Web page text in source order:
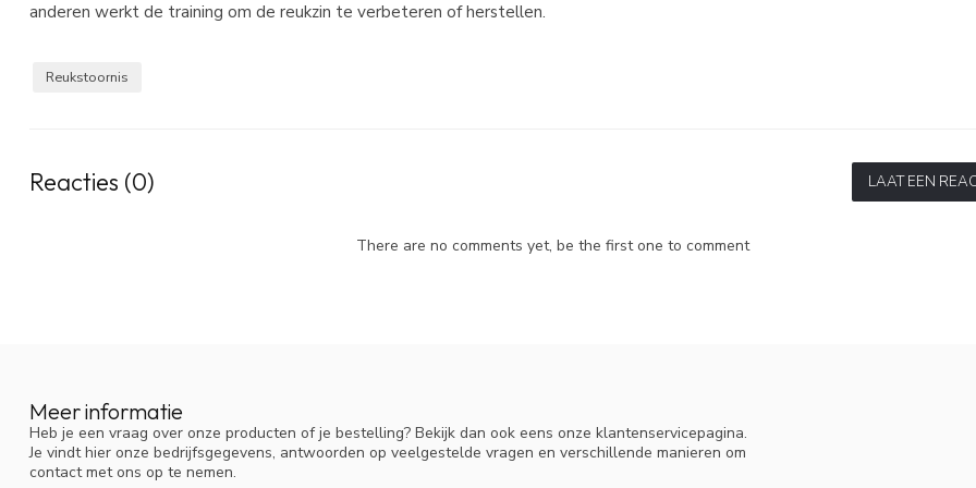
anderen werkt de training om de reukzin te verbeteren of herstellen.
Reukstoornis
Reacties (0) LAAT EEN
There are no comments yet, be the first one to comment
Meer informatie
Heb je een vraag over onze producten of je bestelling? Bekijk dan ook eens onze klantenservicepagina.
Je vindt hier onze bedrijfsgegevens, antwoorden op veelgestelde vragen en verschillende manieren om
contact met ons op te nemen.